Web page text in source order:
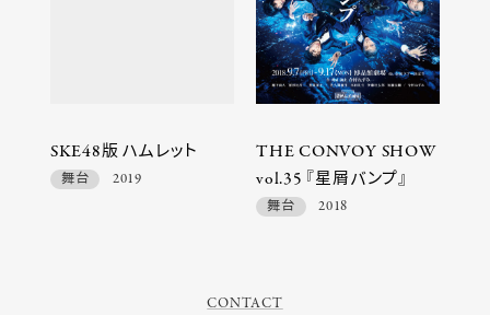
SKE48版 ハムレット
舞台 2019
THE CONVOY SHOW
vol.35 『星屑バンプ』
舞台 2018
CONTACT